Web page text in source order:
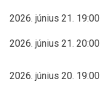
2026. június 21. 19:00
2026. június 21. 20:00
2026. június 20. 19:00